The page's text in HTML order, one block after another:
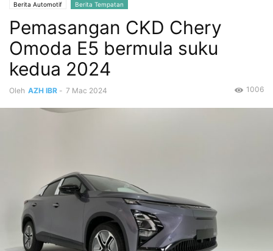
Berita Automotif Berita Tempatan
Pemasangan CKD Chery
Omoda E5 bermula suku
kedua 2024
Oleh AZH IBR - 7 Mac 2024 1006